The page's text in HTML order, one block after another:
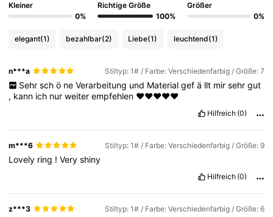
Kleiner
0%
Richtige Größe
100%
Größer
0%
elegant(1) bezahlbar(2) Liebe(1) leuchtend(1)
n***a Stiltyp: 1# / Farbe: Verschiedenfarbig / Größe: 7
Sehr sch ö ne Verarbeitung und Material gef ä llt mir sehr gut
, kann ich nurweiterempfehlen ❤️❤️❤️❤️❤️
Hilfreich (0)
m***6 Stiltyp: 1# / Farbe: Verschiedenfarbig / Größe: 9
Lovely ring !Veryshiny
Hilfreich (0)
z***3 Stiltyp: 1# / Farbe: Verschiedenfarbig / Größe: 6